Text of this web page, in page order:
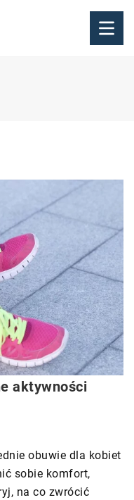
aktywności
obuwie dla kobiet
sobie komfort,
na co zwrócić